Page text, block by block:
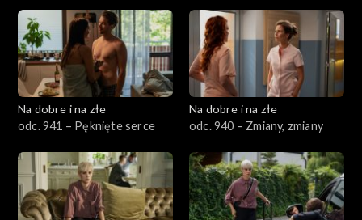
Na dobre i na złe
odc. 941 – Pęknięte serce
Na dobre i na złe
odc. 940 – Zmiany, zmiany